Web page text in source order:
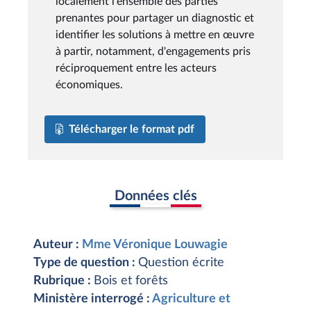
prenantes pour partager un diagnostic et
identifier les solutions à mettre en œuvre
à partir, notamment, d'engagements pris
réciproquement entre les acteurs
économiques.
Télécharger le format pdf
Données clés
Auteur : Mme Véronique Louwagie
Type de question : Question écrite
Rubrique : Bois et forêts
Ministère interrogé : Agriculture et